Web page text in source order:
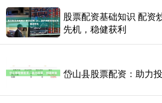
股票配资基础知识 配资
先机，稳健获利
岱山县股票配资：助力